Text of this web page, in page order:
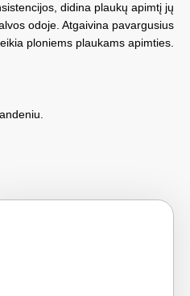
didina plaukų apimtį jų
odoje. Atgaivina pavargusius
ploniems plaukams apimties.